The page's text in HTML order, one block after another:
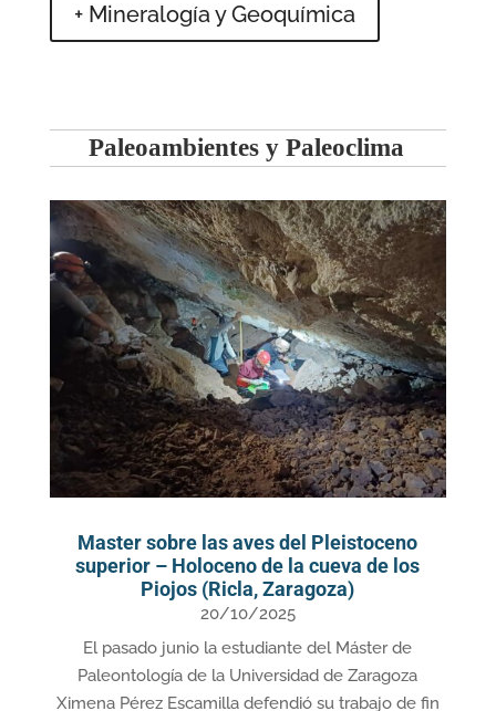
+ Mineralogía y Geoquímica
Paleoambientes y Paleoclima
Master sobre las aves del Pleistoceno
superior – Holoceno de la cueva de los
Piojos (Ricla, Zaragoza)
20/10/2025
El pasado junio la estudiante del Máster de
Paleontología de la Universidad de Zaragoza
Ximena Pérez Escamilla defendió su trabajo de fin